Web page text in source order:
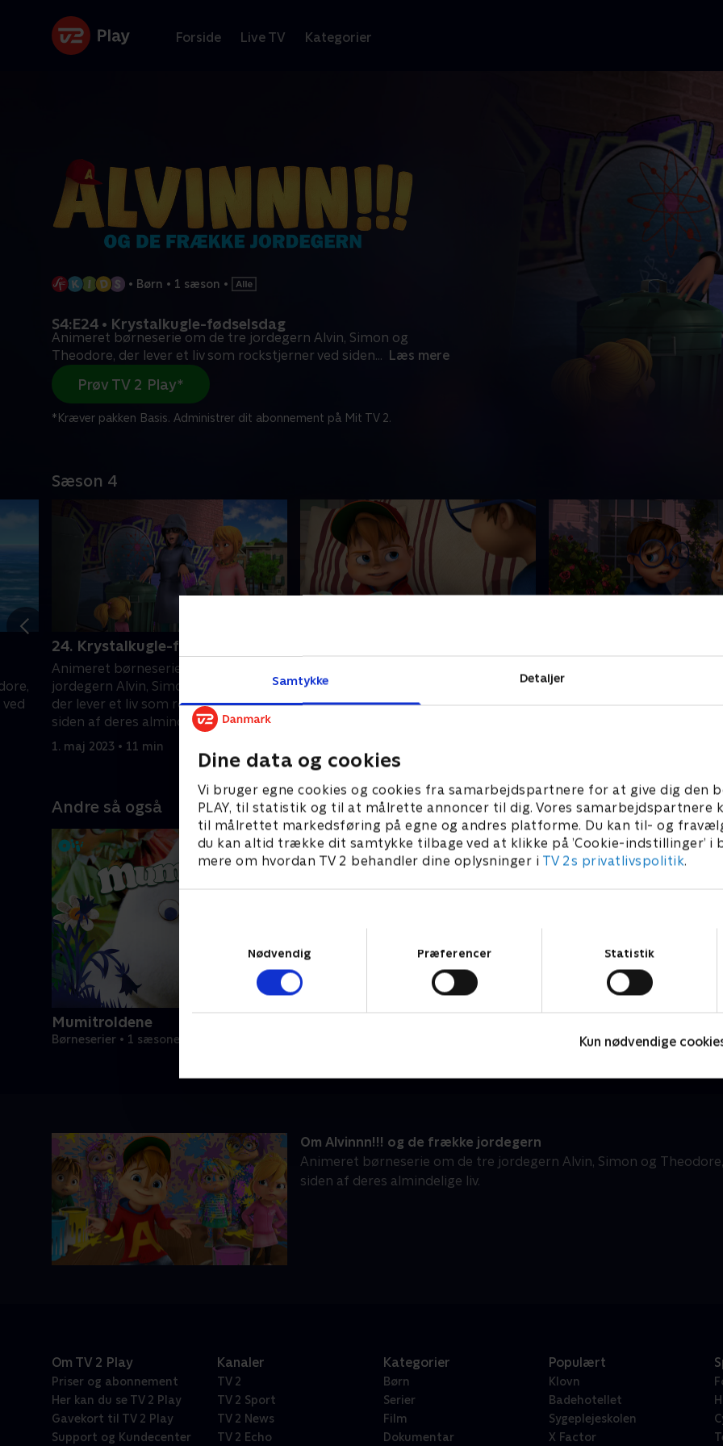
Samtykke Detaljer
Dine data og cookies
Vi bruger egne cookies og cookies fra samarbejdspartnere for at give dig den
PLAY, til statistik og til at målrette annoncer til dig. Vores samarbejdspartnere
til målrettet markedsføring på egne og andres platforme. Du kan til- og
du kan altid trække dit samtykke tilbage ved at klikke på ’Cookie-indstillinger’ i
mere om hvordan TV 2 behandler dine oplysninger i TV 2s privatlivspolitik.
Nødvendig
Præferencer Statistik
Kun nødvendige
Forside Live TV Kategorier
• Børn • 1 sæson •
S4:E24 • Krystalkugle-fødselsdag
Animeret børneserie om de tre jordegern Alvin, Simon og
Theodore, der lever et liv som rockstjerner ved siden... Læs mere
Prøv TV 2 Play*
*Kræver pakken Basis. Administrer dit abonnement på Mit TV 2.
Sæson 4
24. Krystalkugle-fødselsdag
Animeret børneserie om de tre
jordegern Alvin, Simon og Theodore,
der lever et liv som rockstjerner ved
siden af deres almindelige liv.
1. maj 2023 • 11 min
jordegern Alvin, Simon og Theodore,
der lever et liv som rockstjerner ved
jordegern Alvin, Simon og
Andre så også
Mumitroldene
Børneserier • 1 sæsoner
Om Alvinnn!!! og de frække jordegern
Animeret børneserie om de tre jordegern Alvin, Simon og
siden af deres almindelige liv.
Om TV 2 Play
Priser og abonnement
Her kan du se TV 2 Play
Gavekort til TV 2 Play
Support og Kundecenter
Kanaler
TV 2
TV 2 Sport
TV 2 News
TV 2 Echo
Kategorier
Børn
Serier
Film
Dokumentar
Populært
Klovn
Badehotellet
Sygeplejeskolen
X Factor